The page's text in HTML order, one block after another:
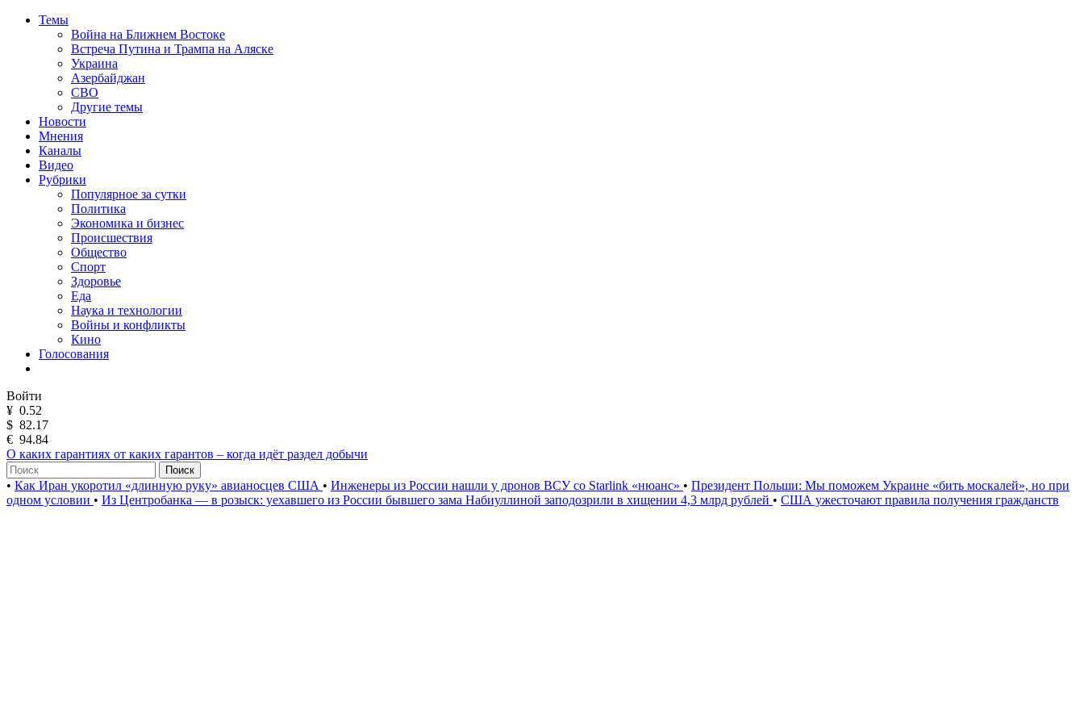
Темы
Война на Ближнем Востоке
Встреча Путина и Трампа на Аляске
Украина
Азербайджан
СВО
Другие темы
Новости
Мнения
Каналы
Видео
Рубрики
Популярное за сутки
Политика
Экономика и бизнес
Происшествия
Общество
Спорт
Здоровье
Еда
Наука и технологии
Войны и конфликты
Кино
Голосования
Войти
¥ 0.52
$ 82.17
€ 94.84
О каких гарантиях от каких гарантов – когда идёт раздел добычи
Поиск
• Как Иран укоротил «длинную руку» авианосцев США • Инженеры из России нашли у дронов ВСУ со Starlink «нюанс» • Президент Польши: Мы поможем Украине «бить москалей», но при
одном условии • Из Центробанка — в розыск: уехавшего из России бывшего зама Набиуллиной заподозрили в хищении 4,3 млрд рублей • США ужесточают правила получения гражданств